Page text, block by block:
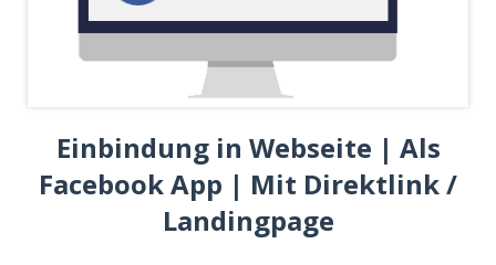
Einbindung in Webseite | Als
Facebook App | Mit Direktlink /
Landingpage